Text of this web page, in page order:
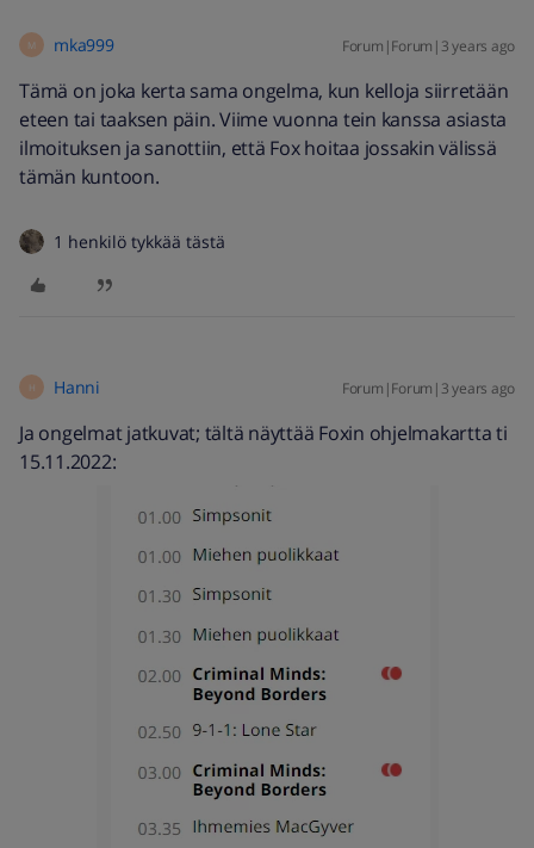
M mka999 Forum|Forum|3 years ago
Tämä on joka kerta sama ongelma, kun kelloja siirretään
eteen tai taaksen päin. Viime vuonna tein kanssa asiasta
ilmoituksen ja sanottiin, että Fox hoitaa jossakin välissä
tämän kuntoon.
1 henkilö tykkää tästä
H Hanni Forum|Forum|3 years ago
Ja ongelmat jatkuvat; tältä näyttää Foxin ohjelmakartta ti
15.11.2022: